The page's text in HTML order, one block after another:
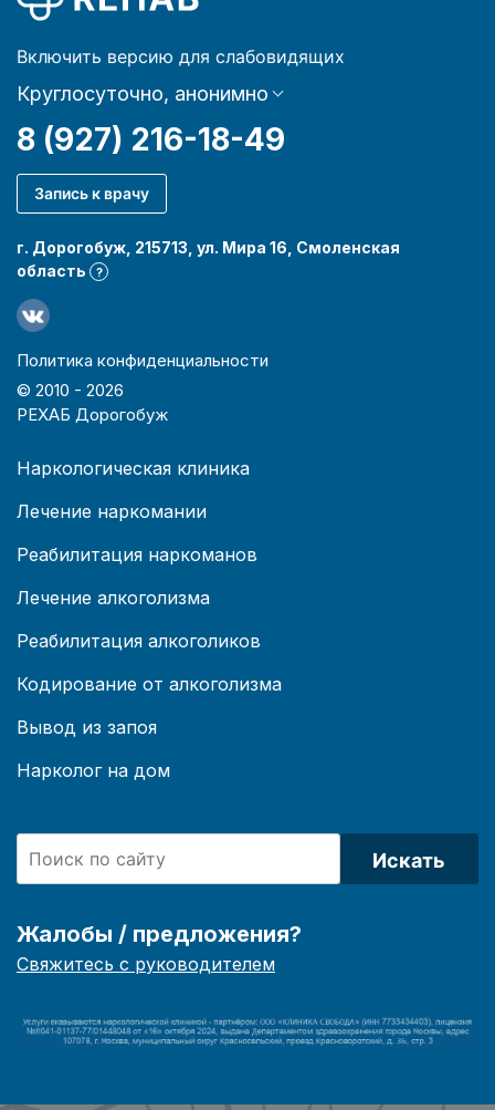
Включить версию для слабовидящих
Круглосуточно, анонимно
8 (927) 216-18-49
Запись к врачу
г. Дорогобуж, 215713, ул. Мира 16, Смоленская
область
?
Политика конфиденциальности
© 2010 - 2026
РЕХАБ Дорогобуж
Наркологическая клиника
Лечение наркомании
Реабилитация наркоманов
Лечение алкоголизма
Реабилитация алкоголиков
Кодирование от алкоголизма
Вывод из запоя
Нарколог на дом
Искать
Жалобы / предложения?
Свяжитесь с руководителем